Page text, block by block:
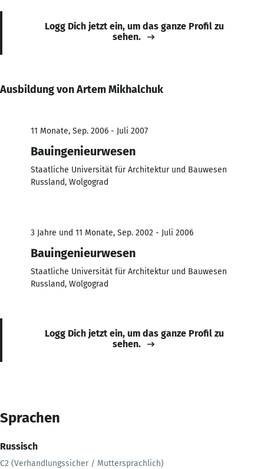
Logg Dich jetzt ein, um das ganze Profil zu
sehen.
Ausbildung von Artem Mikhalchuk
11 Monate, Sep. 2006 - Juli 2007
Bauingenieurwesen
Staatliche Universität für Architektur und Bauwesen
Russland, Wolgograd
3 Jahre und 11 Monate, Sep. 2002 - Juli 2006
Bauingenieurwesen
Staatliche Universität für Architektur und Bauwesen
Russland, Wolgograd
Logg Dich jetzt ein, um das ganze Profil zu
sehen.
Sprachen
Russisch
C2 (Verhandlungssicher / Muttersprachlich)